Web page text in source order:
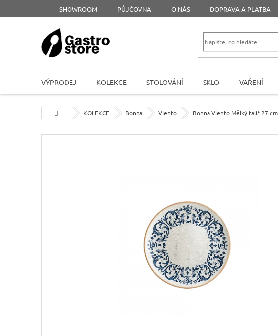
SHOWROOM PŮJČOVNA O NÁS DOPRAVA A PLATBA
VÝPRODEJ KOLEKCE STOLOVÁNÍ SKLO VAŘENÍ
Domů KOLEKCE Bonna Viento Bonna Viento Mělký talíř 27 cm